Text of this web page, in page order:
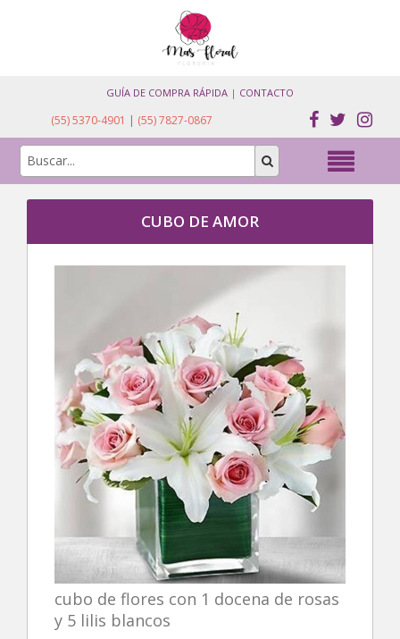
GUÍA DE COMPRA RÁPIDA | CONTACTO
(55) 5370-4901 | (55) 7827-0867
CUBO DE AMOR
cubo de flores con 1 docena de rosas
y 5 lilis blancos